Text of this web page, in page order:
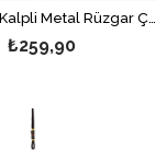
₺259,90